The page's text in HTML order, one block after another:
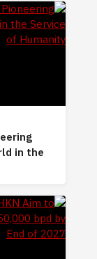
in the